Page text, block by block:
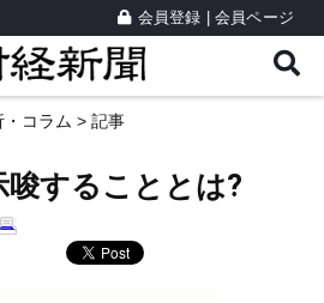
会員登録 会員ページ
・コラム > 記事
唆することとは?